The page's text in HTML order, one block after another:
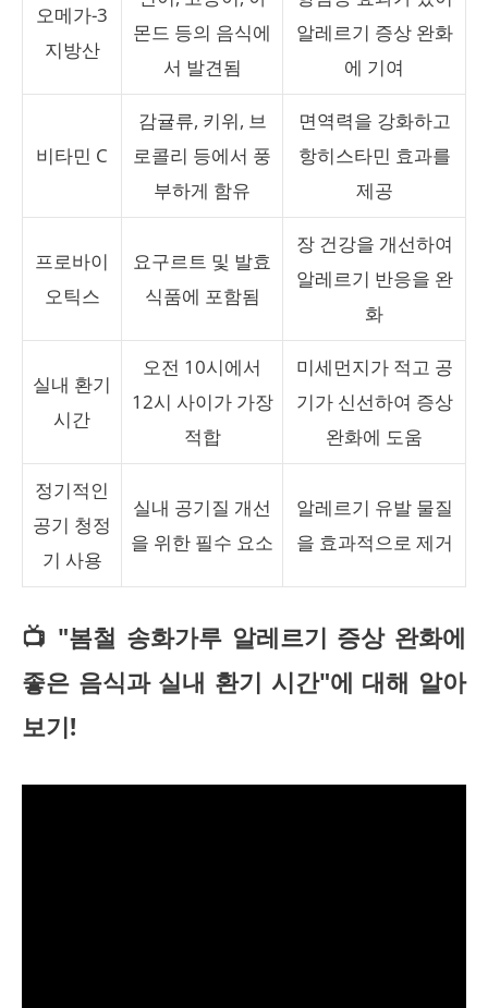
오메가-3
지방산
몬드 등의 음식에
서 발견됨
알레르기 증상 완화
에 기여
비타민 C
감귤류, 키위, 브
로콜리 등에서 풍
부하게 함유
면역력을 강화하고
항히스타민 효과를
제공
프로바이
오틱스
요구르트 및 발효
식품에 포함됨
장 건강을 개선하여
알레르기 반응을 완
화
실내 환기
시간
오전 10시에서
12시 사이가 가장
적합
미세먼지가 적고 공
기가 신선하여 증상
완화에 도움
정기적인
공기 청정
기 사용
실내 공기질 개선
을 위한 필수 요소
알레르기 유발 물질
을 효과적으로 제거
📺 "봄철 송화가루 알레르기 증상 완화에
좋은 음식과 실내 환기 시간"에 대해 알아
보기!